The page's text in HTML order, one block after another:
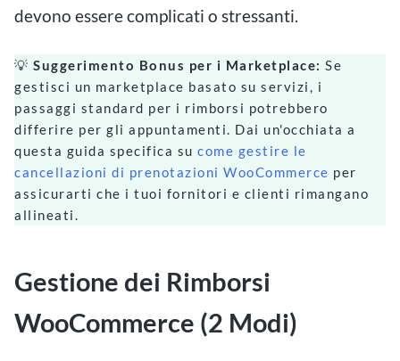
devono essere complicati o stressanti.
💡 Suggerimento Bonus per i Marketplace: Se
gestisci un marketplace basato su servizi, i
passaggi standard per i rimborsi potrebbero
differire per gli appuntamenti. Dai un'occhiata a
questa guida specifica su come gestire le
cancellazioni di prenotazioni WooCommerce per
assicurarti che i tuoi fornitori e clienti rimangano
allineati.
Gestione dei Rimborsi
WooCommerce (2 Modi)